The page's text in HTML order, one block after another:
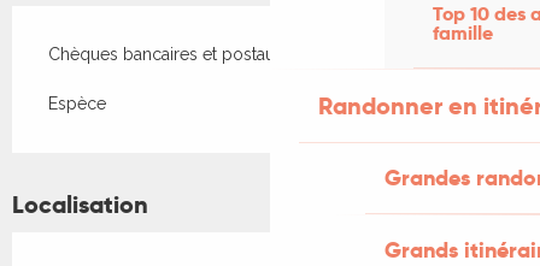
Top 10 des
famille
Randonner en
Grandes
Grands
Chèques bancaires et postaux
Espèce
Localisation